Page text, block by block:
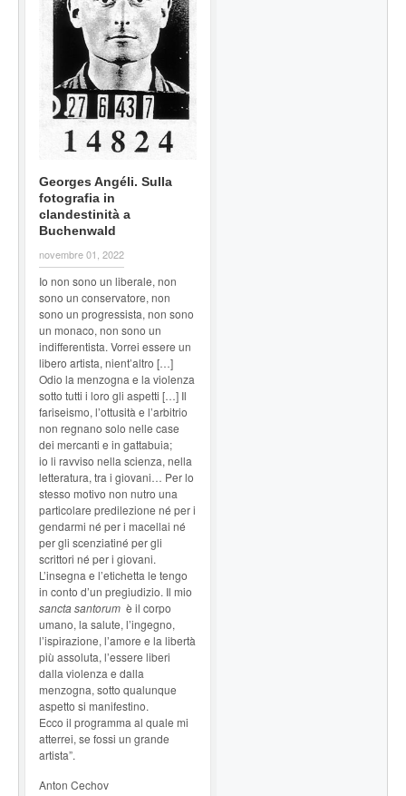
Georges Angéli. Sulla
fotografia in
clandestinità a
Buchenwald
novembre 01, 2022
Io non sono un liberale, non
sono un conservatore, non
sono un progressista, non sono
un monaco, non sono un
indifferentista. Vorrei essere un
libero artista, nient’altro […]
Odio la menzogna e la violenza
sotto tutti i loro gli aspetti […] Il
fariseismo, l’ottusità e l’arbitrio
non regnano solo nelle case
dei mercanti e in gattabuia;
io li ravviso nella scienza, nella
letteratura, tra i giovani… Per lo
stesso motivo non nutro una
particolare predilezione né per i
gendarmi né per i macellai né
per gli scenziatiné per gli
scrittori né per i giovani.
L’insegna e l’etichetta le tengo
in conto d’un pregiudizio. Il mio
sancta santorum è il corpo
umano, la salute, l’ingegno,
l’ispirazione, l’amore e la libertà
più assoluta, l’essere liberi
dalla violenza e dalla
menzogna, sotto qualunque
aspetto si manifestino.
Ecco il programma al quale mi
atterrei, se fossi un grande
artista”.
Anton Cechov